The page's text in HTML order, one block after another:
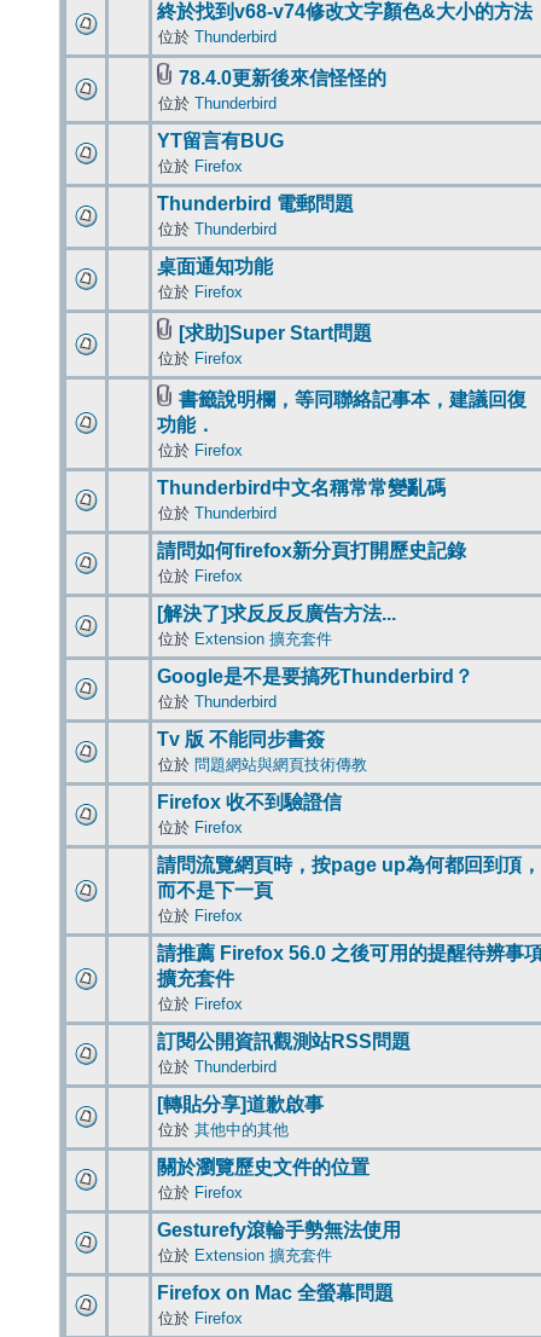
終於找到v68-v74修改文字顏色&大小的方法
位於 Thunderbird
78.4.0更新後來信怪怪的
位於 Thunderbird
YT留言有BUG
位於 Firefox
Thunderbird 電郵問題
位於 Thunderbird
桌面通知功能
位於 Firefox
[求助]Super Start問題
位於 Firefox
書籤說明欄，等同聯絡記事本，建議回復
功能．
位於 Firefox
Thunderbird中文名稱常常變亂碼
位於 Thunderbird
請問如何firefox新分頁打開歷史記錄
位於 Firefox
[解決了]求反反反廣告方法...
位於 Extension 擴充套件
Google是不是要搞死Thunderbird？
位於 Thunderbird
Tv 版 不能同步書簽
位於 問題網站與網頁技術傳教
Firefox 收不到驗證信
位於 Firefox
請問流覽網頁時，按page up為何都回到頂，
而不是下一頁
位於 Firefox
請推薦 Firefox 56.0 之後可用的提醒待辨事
擴充套件
位於 Firefox
訂閱公開資訊觀測站RSS問題
位於 Thunderbird
[轉貼分享]道歉啟事
位於 其他中的其他
關於瀏覽歷史文件的位置
位於 Firefox
Gesturefy滾輪手勢無法使用
位於 Extension 擴充套件
Firefox on Mac 全螢幕問題
位於 Firefox